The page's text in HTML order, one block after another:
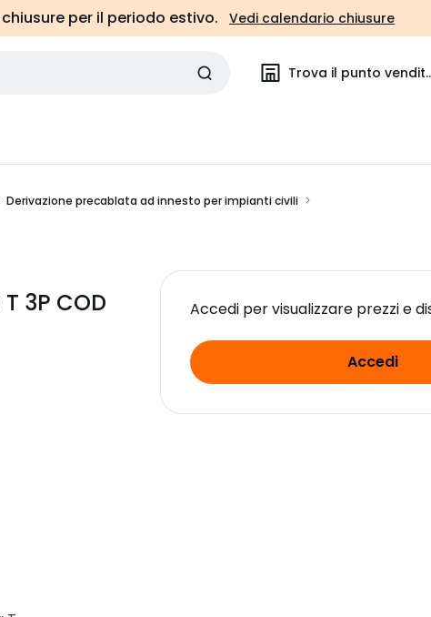
per il periodo estivo. Vedi calendario chiusure
Trova il punto
Derivazione precablata ad innesto per impianti civili
3P COD
Accedi per visualizzare prezzi e
Accedi